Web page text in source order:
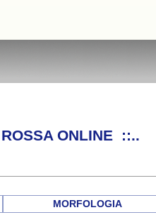
ONLINE ::..
MORFOLOGIA